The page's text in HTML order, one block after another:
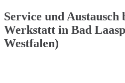
Service und
Werkstatt in Bad
Westfalen)